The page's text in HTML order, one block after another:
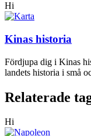
Hi
Kinas historia
Fördjupa dig i Kinas
landets historia i små
Relaterade
Hi